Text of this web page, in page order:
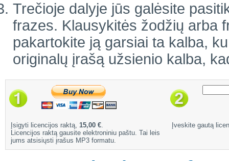
Trečioje dalyje jūs galėsite
frazes. Klausykitės žodžių arba
pakartokite ją garsiai ta kalba,
originalų įrašą užsienio kalba,
Įsigyti licencijos raktą, 15,00 €.
Licencijos raktą gausite elektroniniu paštu. Tai leis
jums atsisiųsti įrašus MP3 formatu.
Įveskite gautą